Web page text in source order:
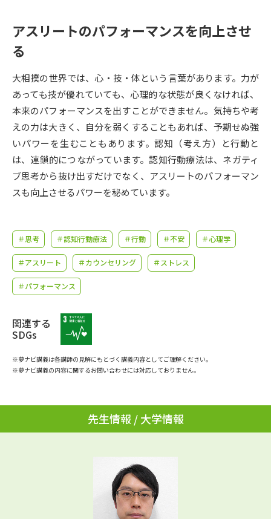
志望校・出願校を調べる
併願校選び
先輩が入学を決めた理由 テレメール全国一斉進学調査
新生活お役立ちガイド
学問発見 学問検索
学問のミニ講義「夢ナビ講義」 学問分野解説
学問の教科書
個人情報取扱規定
訂正のご案内
アスリートのパフォーマンスを向上させ
る
大相撲の世界では、心・技・体という言葉があります。力が
あっても技が優れていても、心理的な状態が良くなければ、
本来のパフォーマンスを出すことができません。気持ちや考
えの力は大きく、自分を弱くすることもあれば、予期せぬ強
いパワーを生むこともあります。認知（考え方）と行動と
は、連鎖的につながっています。認知行動療法は、ネガティ
ブ思考から抜け出すだけでなく、アスリートのパフォーマン
スも向上させるパワーを秘めています。
＃思考 ＃認知行動療法 ＃行動 ＃不安 ＃心理学
＃アスリート ＃カウンセリング ＃ストレス
＃パフォーマンス
関連する
SDGs
※夢ナビ講義は各講師の見解にもとづく講義内容としてご理解ください。
※夢ナビ講義の内容に関するお問い合わせには対応しておりません。
先生情報 / 大学情報